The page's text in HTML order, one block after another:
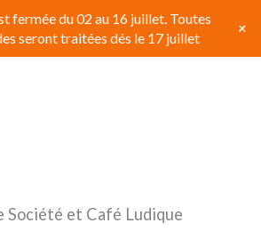
Société et Café Ludique
fermée du 02 au 16 juillet. Toutes
seront traitées dés le 17 juillet
+